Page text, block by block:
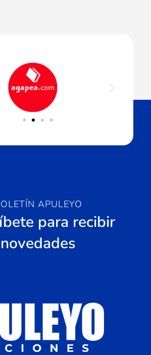
APULEYO
para recibir
novedades